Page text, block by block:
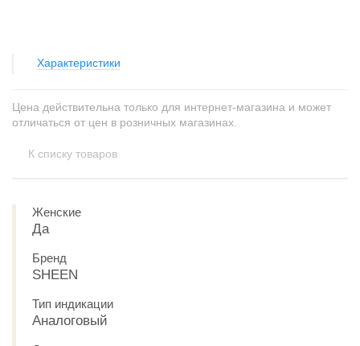
Характеристики
Цена действительна только для интернет-магазина и может
отличаться от цен в розничных магазинах.
К списку товаров
Женские
Да
Бренд
SHEEN
Тип индикации
Аналоговый